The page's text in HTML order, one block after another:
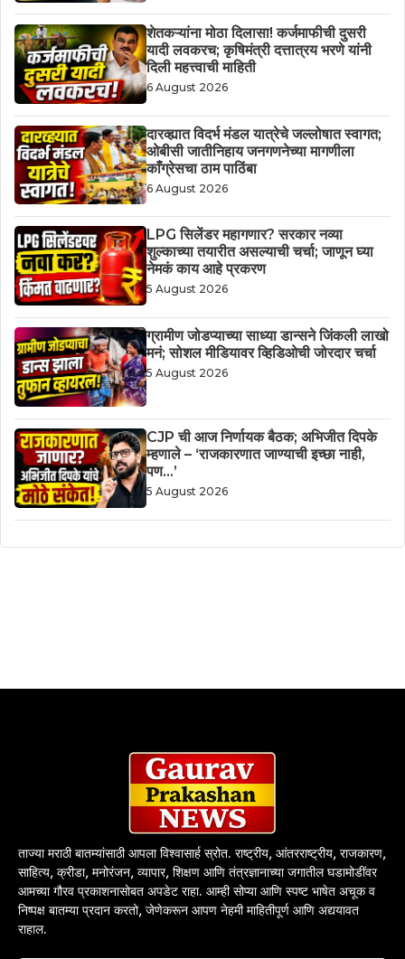
शेतकऱ्यांना मोठा दिलासा! कर्जमाफीची दुसरी
यादी लवकरच; कृषिमंत्री दत्तात्रय भरणे यांनी
दिली महत्त्वाची माहिती
6 August 2026
दारव्ह्यात विदर्भ मंडल यात्रेचे जल्लोषात स्वागत;
ओबीसी जातीनिहाय जनगणनेच्या मागणीला
काँग्रेसचा ठाम पाठिंबा
6 August 2026
LPG सिलेंडर महागणार? सरकार नव्या
शुल्काच्या तयारीत असल्याची चर्चा; जाणून घ्या
नेमकं काय आहे प्रकरण
5 August 2026
ग्रामीण जोडप्याच्या साध्या डान्सने जिंकली लाखो
मनं; सोशल मीडियावर व्हिडिओची जोरदार चर्चा
5 August 2026
CJP ची आज निर्णायक बैठक; अभिजीत दिपके
म्हणाले – ‘राजकारणात जाण्याची इच्छा नाही,
पण…’
5 August 2026
ताज्या मराठी बातम्यांसाठी आपला विश्वासार्ह स्रोत. राष्ट्रीय, आंतरराष्ट्रीय, राजकारण,
साहित्य, क्रीडा, मनोरंजन, व्यापार, शिक्षण आणि तंत्रज्ञानाच्या जगातील घडामोडींवर
आमच्या गौरव प्रकाशनासोबत अपडेट राहा. आम्ही सोप्या आणि स्पष्ट भाषेत अचूक व
निष्पक्ष बातम्या प्रदान करतो, जेणेकरून आपण नेहमी माहितीपूर्ण आणि अद्ययावत
राहाल.